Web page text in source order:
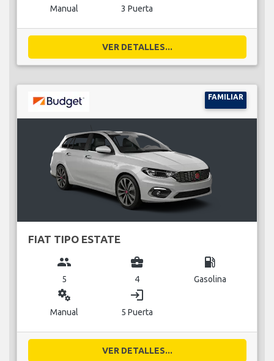
Manual 3 Puerta
VER DETALLES...
FAMILIAR
FIAT TIPO ESTATE
group
5
business_center
4
local_gas_station
Gasolina
miscellaneous_services
Manual
login
5 Puerta
VER DETALLES...